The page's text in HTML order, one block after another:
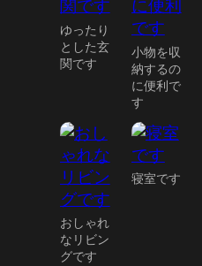
ゆったり
とした玄
関です
小物を収
納するの
に便利で
す
おしゃれ
なリビン
グです
寝室です